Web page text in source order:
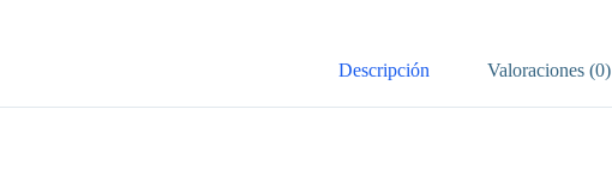
Descripción Valoraciones (0)